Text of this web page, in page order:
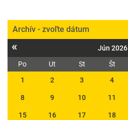
Archív - zvoľte dátum
« Jún 2026
Po Ut St Št
1
2 3 4
8 9 10 11
15 16 17 18